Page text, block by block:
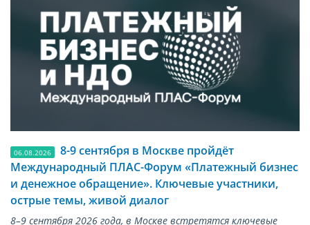
06.08.2026
8-9 сентября в Москве пройдёт
Международный ПЛАС-Форум «Платежный бизнес
и денежное обращение». Ключевые участники,
острые темы, живой диалог
8–9 сентября 2026 года, в Москве встретятся ключевые